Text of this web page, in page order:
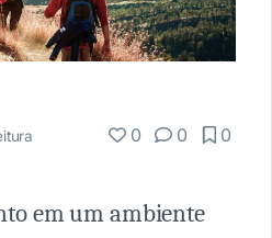
0 0 0
em um ambiente